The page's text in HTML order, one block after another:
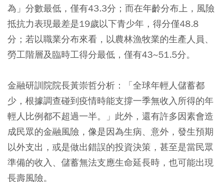
為」分數最低，僅有43.3分；而在年齡分布上，風險
抵抗力表現最差是19歲以下青少年，得分僅48.8
分；若以職業分布來看，以農林漁牧業的生產人員、
勞工階層及臨時工得分最低，僅有43~51.5分。
金融研訓院院長黃崇哲分析：「全球年輕人儲蓄都
少，根據調查碰到疫情時能支撐一季無收入所得的年
輕人比例都不超過一半。」此外，還有許多因素會造
成民眾的金融風險，像是因為生病、意外，發生預期
以外支出，或是做出錯誤的投資決策，甚至是當民眾
準備的收入、儲蓄無法支應生命延長時，也可能出現
長壽風險。